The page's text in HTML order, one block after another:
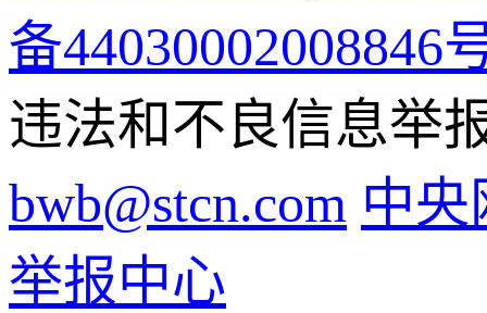
备44030002008846
违法和不良信息举
bwb@stcn.com 中
举报中心